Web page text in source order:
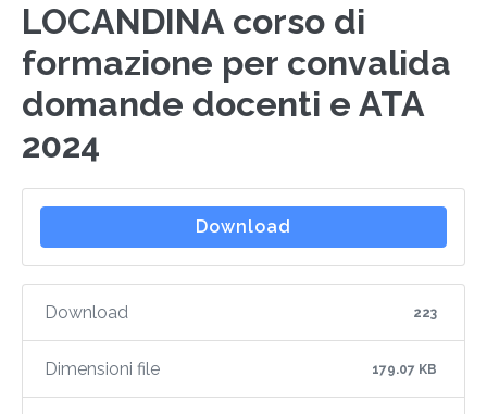
LOCANDINA corso di
formazione per convalida
domande docenti e ATA
2024
Download
Download 223
Dimensioni file 179.07 KB